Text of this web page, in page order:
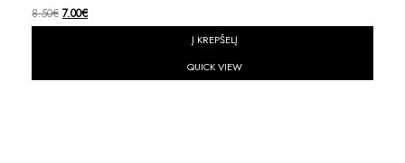
8.50€ 7.00€
Į KREPŠELĮ
QUICK VIEW